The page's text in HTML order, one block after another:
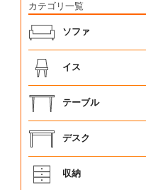
カテゴリ一覧
ソファ
イス
テーブル
デスク
収納